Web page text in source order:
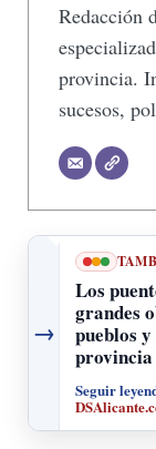
Redacción
provincia.
sucesos,
→
Los
grandes
pueblos
provincia
Seguir